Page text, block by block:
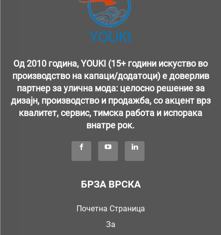
Од 2010 година, YOUKI (15+ години искуство во
производство на капаци/додатоци) е доверлив
партнер за улична мода: целосно решение за
дизајн, производство и продажба, со акцент врз
квалитет, сервис, тимска работа и испорака
внатре рок.
БРЗА ВРСКА
Почетна Страница
За